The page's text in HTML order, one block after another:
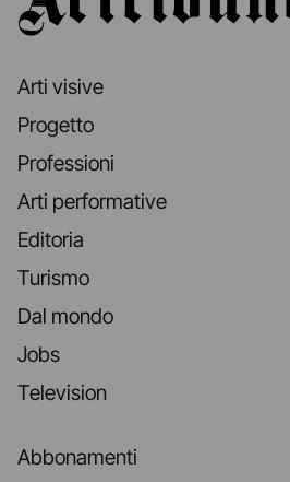
Arti visive
Progetto
Professioni
Arti performative
Editoria
Turismo
Dal mondo
Jobs
Television
Abbonamenti